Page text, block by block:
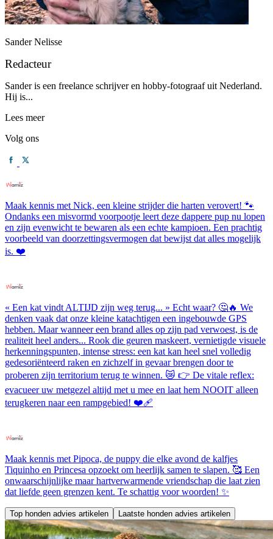
Sander Nelisse
Redacteur
Sander is een freelance schrijver en hobby-fotograaf uit Nederland.
Hij is...
Lees meer
Volg ons
Maak kennis met Nick, een kleine strijder die harten verovert! 🐾
Ondanks een misvormd voorpootje leert deze dappere pup nu lopen
en zijn evenwicht te bewaren als een echte kampioen. Een prachtig
voorbeeld van doorzettingsvermogen dat bewijst dat alles mogelijk
is. ❤️
« Een kat vindt ALTIJD zijn weg terug... » Echt waar? 🤔🔥 We
denken vaak dat onze kleine katachtigen een ingebouwde GPS
hebben. Maar wanneer een brand alles op zijn pad verwoest, is de
realiteit heel anders... Rook die geuren maskeert, vernietigde visuele
herkenningspunten, intense stress: een kat kan heel snel volledig
gedesoriënteerd raken en zichzelf in gevaar brengen door te
proberen zijn territorium terug te winnen. 😿 👉 De vitale reflex:
evacueer uw metgezel altijd met u mee en laat hem NOOIT alleen
terugkeren naar een rampgebied! ❤️‍🩹
Maak kennis met Pipoca, de puppy die elke avond de kalfjes
Tiquinho en Princesa opzoekt om heerlijk samen te slapen. 🥰 Een
onwaarschijnlijke maar hartverwarmende vriendschap die laat zien
dat liefde geen grenzen kent. Te schattig voor woorden! ✨
Top honden advies artikelen Laatste honden advies artikelen